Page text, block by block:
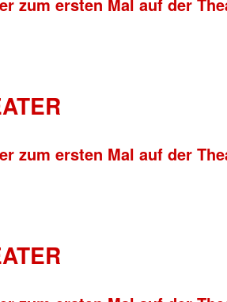
zum ersten Mal auf der